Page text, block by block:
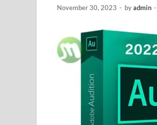
November 30, 2023 - byadmin -